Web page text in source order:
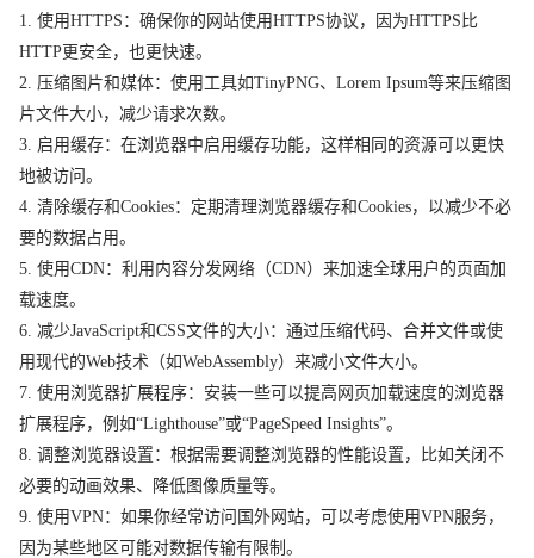
1. 使用HTTPS：确保你的网站使用HTTPS协议，因为HTTPS比
HTTP更安全，也更快速。
2. 压缩图片和媒体：使用工具如TinyPNG、Lorem Ipsum等来压缩图
片文件大小，减少请求次数。
3. 启用缓存：在浏览器中启用缓存功能，这样相同的资源可以更快
地被访问。
4. 清除缓存和Cookies：定期清理浏览器缓存和Cookies，以减少不必
要的数据占用。
5. 使用CDN：利用内容分发网络（CDN）来加速全球用户的页面加
载速度。
6. 减少JavaScript和CSS文件的大小：通过压缩代码、合并文件或使
用现代的Web技术（如WebAssembly）来减小文件大小。
7. 使用浏览器扩展程序：安装一些可以提高网页加载速度的浏览器
扩展程序，例如“Lighthouse”或“PageSpeed Insights”。
8. 调整浏览器设置：根据需要调整浏览器的性能设置，比如关闭不
必要的动画效果、降低图像质量等。
9. 使用VPN：如果你经常访问国外网站，可以考虑使用VPN服务，
因为某些地区可能对数据传输有限制。